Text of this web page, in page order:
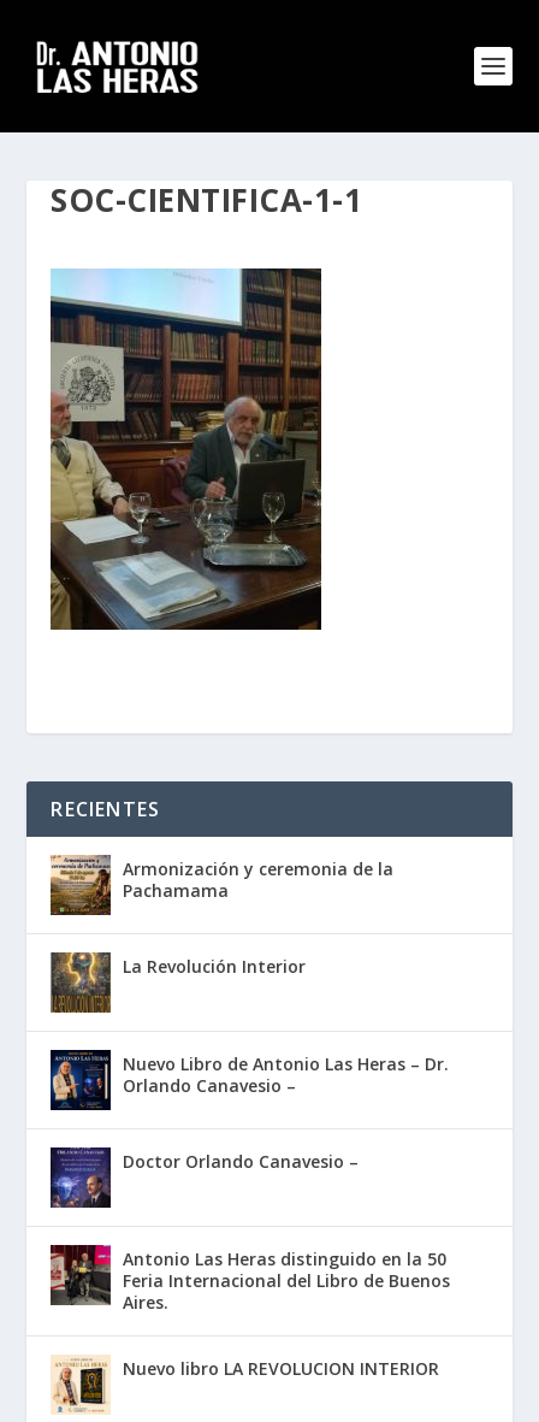
SOC-CIENTIFICA-1-1
RECIENTES
Armonización y ceremonia de la
Pachamama
La Revolución Interior
Nuevo Libro de Antonio Las Heras – Dr.
Orlando Canavesio –
Doctor Orlando Canavesio –
Antonio Las Heras distinguido en la 50
Feria Internacional del Libro de Buenos
Aires.
Nuevo libro LA REVOLUCION INTERIOR